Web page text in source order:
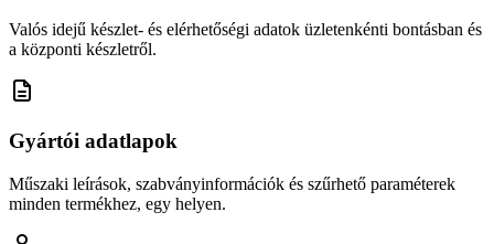
Valós idejű készlet- és elérhetőségi adatok üzletenkénti bontásban és
a központi készletről.
Gyártói adatlapok
Műszaki leírások, szabványinformációk és szűrhető paraméterek
minden termékhez, egy helyen.